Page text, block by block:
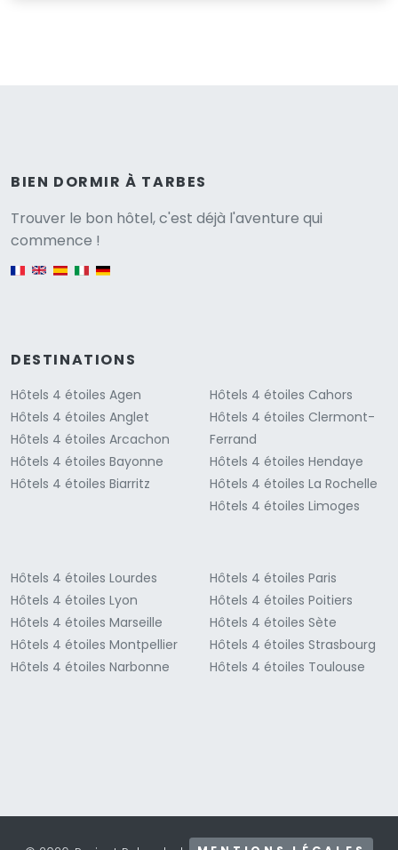
BIEN DORMIR À TARBES
Trouver le bon hôtel, c'est déjà l'aventure qui
commence !
DESTINATIONS
Hôtels 4 étoiles Agen
Hôtels 4 étoiles Anglet
Hôtels 4 étoiles Arcachon
Hôtels 4 étoiles Bayonne
Hôtels 4 étoiles Biarritz
Hôtels 4 étoiles Cahors
Hôtels 4 étoiles Clermont-
Ferrand
Hôtels 4 étoiles Hendaye
Hôtels 4 étoiles La Rochelle
Hôtels 4 étoiles Limoges
Hôtels 4 étoiles Lourdes
Hôtels 4 étoiles Lyon
Hôtels 4 étoiles Marseille
Hôtels 4 étoiles Montpellier
Hôtels 4 étoiles Narbonne
Hôtels 4 étoiles Paris
Hôtels 4 étoiles Poitiers
Hôtels 4 étoiles Sète
Hôtels 4 étoiles Strasbourg
Hôtels 4 étoiles Toulouse